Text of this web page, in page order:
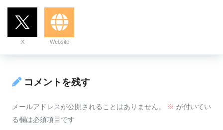
X Website
コメントを残す
メールアドレスが公開されることはありません。 ※ が付いてい
る欄は必須項目です